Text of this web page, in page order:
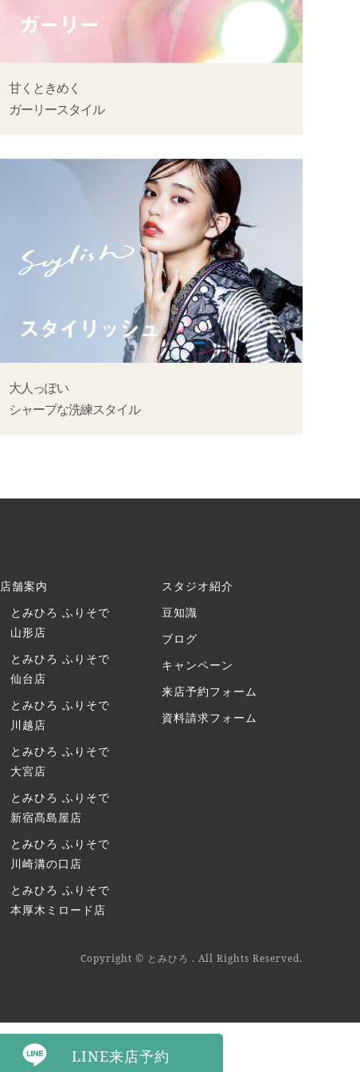
甘くときめく
ガーリースタイル
大人っぽい
シャープな洗練スタイル
店舗案内
とみひろ ふりそで
山形店
とみひろ ふりそで
仙台店
とみひろ ふりそで
川越店
とみひろ ふりそで
大宮店
とみひろ ふりそで
新宿髙島屋店
とみひろ ふりそで
川崎溝の口店
とみひろ ふりそで
本厚木ミロード店
スタジオ紹介
豆知識
ブログ
キャンペーン
来店予約フォーム
資料請求フォーム
Copyright © とみひろ . All Rights Reserved.
LINE来店予約